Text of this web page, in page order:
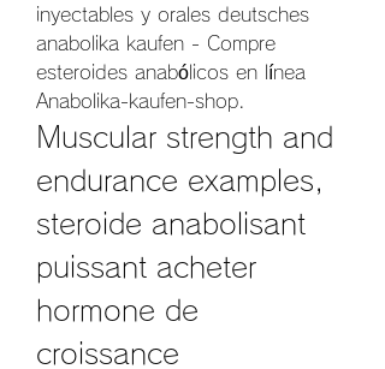
inyectables y orales deutsches
anabolika kaufen - Compre
esteroides anabólicos en línea
Anabolika-kaufen-shop.
Muscular strength and
endurance examples,
steroide anabolisant
puissant acheter
hormone de
croissance